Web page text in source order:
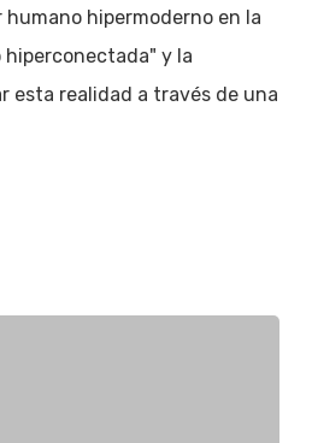
humano hipermoderno en la
hiperconectada" y la
esta realidad a través de una